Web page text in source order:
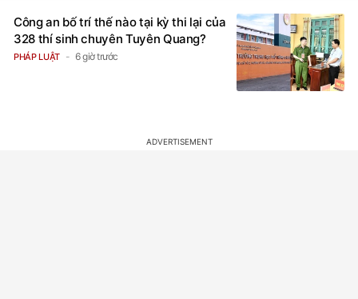
Công an bố trí thế nào tại kỳ thi lại của
328 thí sinh chuyên Tuyên Quang?
PHÁP LUẬT 6 giờ trước